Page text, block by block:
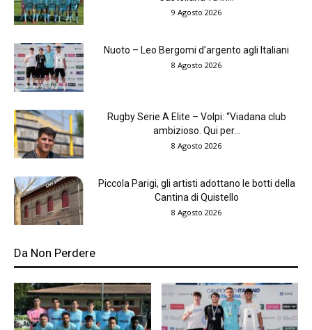
9 Agosto 2026
Nuoto – Leo Bergomi d’argento agli Italiani
8 Agosto 2026
Rugby Serie A Elite – Volpi: “Viadana club
ambizioso. Qui per...
8 Agosto 2026
Piccola Parigi, gli artisti adottano le botti della
Cantina di Quistello
8 Agosto 2026
Da Non Perdere